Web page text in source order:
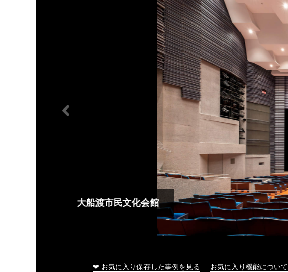
大船渡市民文化会館
❤ お気に入り保存した事例を見る お気に入り機能について